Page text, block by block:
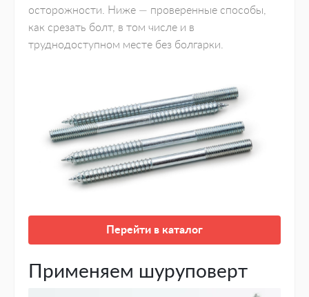
осторожности. Ниже — проверенные способы,
как срезать болт, в том числе и в
труднодоступном месте без болгарки.
Перейти в каталог
Применяем шуруповерт